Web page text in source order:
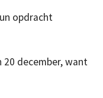
opdracht
december, want